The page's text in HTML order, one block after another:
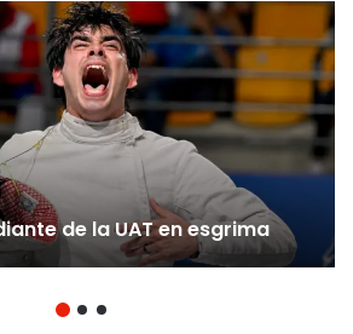
de la UAT en esgrima